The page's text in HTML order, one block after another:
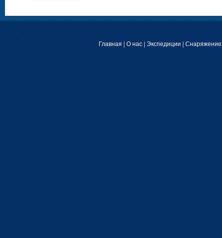
Главная | О нас| Экспедиции | Снаряжение